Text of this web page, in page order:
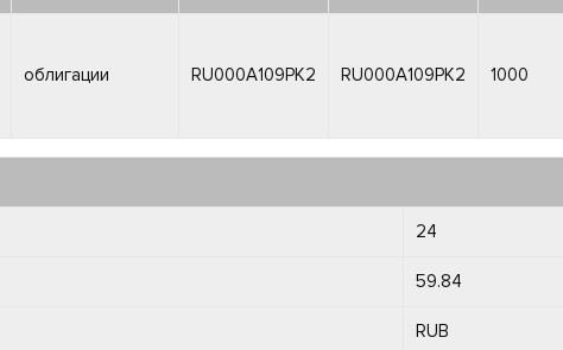
облигации RU000A109PK2 RU000A109PK2 1000
24
59.84
RUB